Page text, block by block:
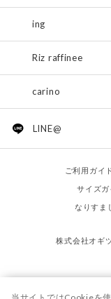
ing
Riz raffinee
carino
LINE@
ご利用ガイ
サイズガ
なりすま
株式会社オギ